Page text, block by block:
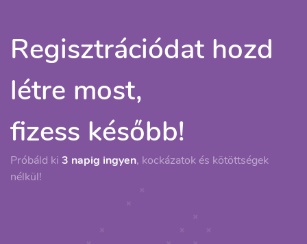
Regisztrációdat hozd
létre most,
fizess később!
Próbáld ki 3 napig ingyen, kockázatok és kötöttségek
nélkül!